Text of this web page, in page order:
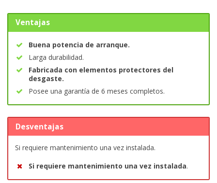
Ventajas
Buena potencia de arranque.
Larga durabilidad.
Fabricada con elementos protectores del
desgaste.
Posee una garantía de 6 meses completos.
Desventajas
Si requiere mantenimiento una vez instalada.
Si requiere mantenimiento una vez instalada.